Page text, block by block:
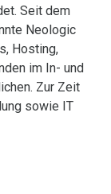
Seit dem
Neologic
Hosting,
im In- und
Zur Zeit
sowie IT